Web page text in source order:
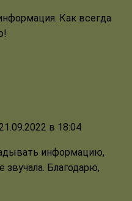
Как всегда
21.09.2022 в 18:04
информацию,
звучала. Благодарю,